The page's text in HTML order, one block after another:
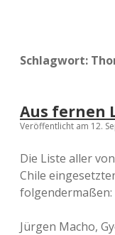
Schlagwort:
Aus fernen
Veröffentlicht am 12.
Die Liste aller
Chile
folgendermaßen:
Jürgen Macho,